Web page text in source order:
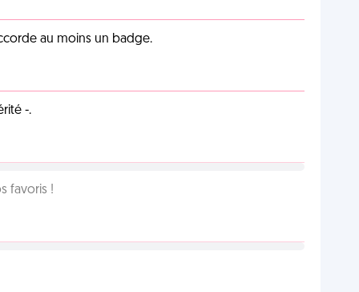
au moins un badge.
-.
favoris !